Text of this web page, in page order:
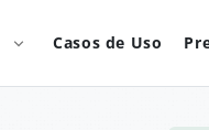
Casos de Uso